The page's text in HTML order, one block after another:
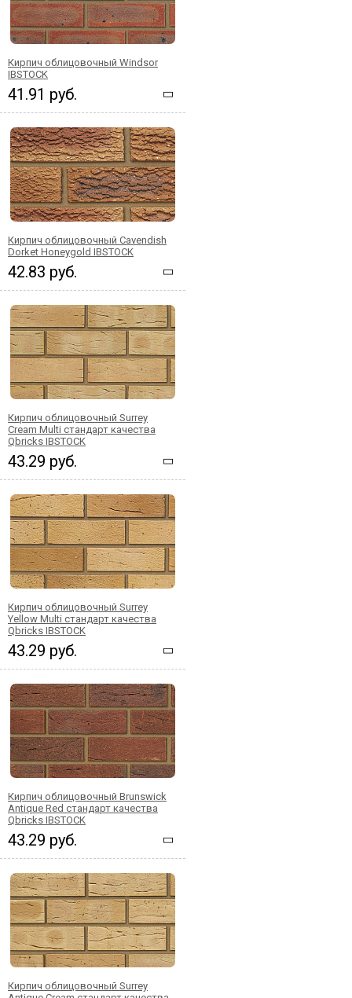
Кирпич облицовочный Windsor
IBSTOCK
41.91 руб.
Кирпич облицовочный Cavendish
Dorket Honeygold IBSTOCK
42.83 руб.
Кирпич облицовочный Surrey
Cream Multi стандарт качества
Qbricks IBSTOCK
43.29 руб.
Кирпич облицовочный Surrey
Yellow Multi стандарт качества
Qbricks IBSTOCK
43.29 руб.
Кирпич облицовочный Brunswick
Antique Red стандарт качества
Qbricks IBSTOCK
43.29 руб.
Кирпич облицовочный Surrey